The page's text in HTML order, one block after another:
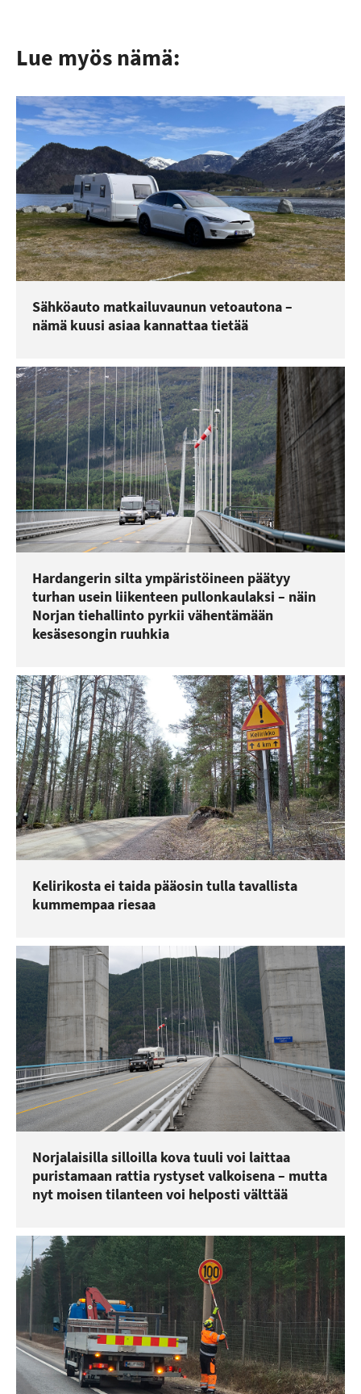
Lue myös nämä:
Sähköauto matkailuvaunun vetoautona –
nämä kuusi asiaa kannattaa tietää
Hardangerin silta ympäristöineen päätyy
turhan usein liikenteen pullonkaulaksi – näin
Norjan tiehallinto pyrkii vähentämään
kesäsesongin ruuhkia
Kelirikosta ei taida pääosin tulla tavallista
kummempaa riesaa
Norjalaisilla silloilla kova tuuli voi laittaa
puristamaan rattia rystyset valkoisena – mutta
nyt moisen tilanteen voi helposti välttää